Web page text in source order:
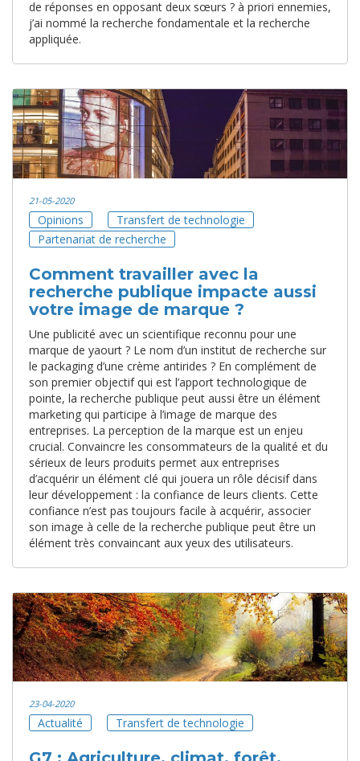
de réponses en opposant deux sœurs ? à priori ennemies,
j’ai nommé la recherche fondamentale et la recherche
appliquée.
21-05-2020
Opinions
Transfert de technologie
Partenariat de recherche
Comment travailler avec la
recherche publique impacte aussi
votre image de marque ?
Une publicité avec un scientifique reconnu pour une
marque de yaourt ? Le nom d’un institut de recherche sur
le packaging d’une crème antirides ? En complément de
son premier objectif qui est l’apport technologique de
pointe, la recherche publique peut aussi être un élément
marketing qui participe à l’image de marque des
entreprises. La perception de la marque est un enjeu
crucial. Convaincre les consommateurs de la qualité et du
sérieux de leurs produits permet aux entreprises
d’acquérir un élément clé qui jouera un rôle décisif dans
leur développement : la confiance de leurs clients. Cette
confiance n’est pas toujours facile à acquérir, associer
son image à celle de la recherche publique peut être un
élément très convaincant aux yeux des utilisateurs.
23-04-2020
Actualité Transfert de technologie